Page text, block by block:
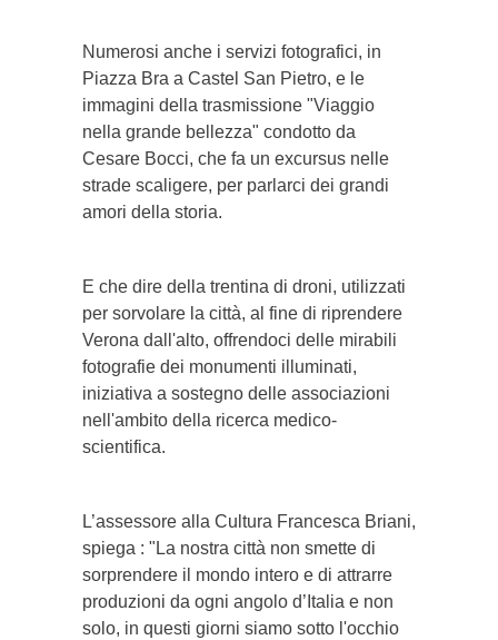
Numerosi anche i servizi fotografici, in
Piazza Bra a Castel San Pietro, e le
immagini della trasmissione "Viaggio
nella grande bellezza" condotto da
Cesare Bocci, che fa un excursus nelle
strade scaligere, per parlarci dei grandi
amori della storia.
E che dire della trentina di droni, utilizzati
per sorvolare la città, al fine di riprendere
Verona dall'alto, offrendoci delle mirabili
fotografie dei monumenti illuminati,
iniziativa a sostegno delle associazioni
nell'ambito della ricerca medico-
scientifica.
L’assessore alla Cultura Francesca Briani,
spiega : "La nostra città non smette di
sorprendere il mondo intero e di attrarre
produzioni da ogni angolo d’Italia e non
solo, in questi giorni siamo sotto l'occhio